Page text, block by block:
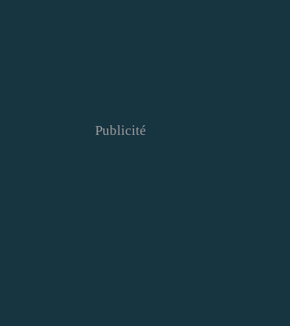
Publicité